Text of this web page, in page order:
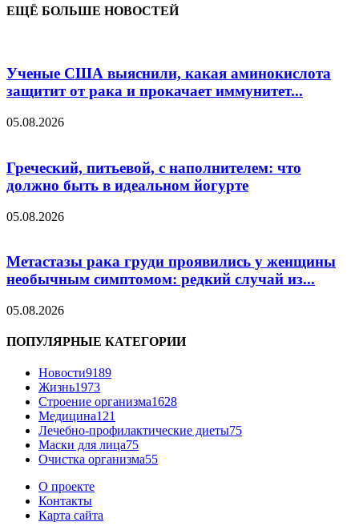
ЕЩЁ БОЛЬШЕ НОВОСТЕЙ
Ученые США выяснили, какая аминокислота
защитит от рака и прокачает иммунитет...
05.08.2026
Греческий, питьевой, с наполнителем: что
должно быть в идеальном йогурте
05.08.2026
Метастазы рака груди проявились у женщины
необычным симптомом: редкий случай из...
05.08.2026
ПОПУЛЯРНЫЕ КАТЕГОРИИ
Новости9189
Жизнь1973
Строение организма1628
Медицина121
Лечебно-профилактические диеты75
Маски для лица75
Очистка организма55
О проекте
Контакты
Карта сайта